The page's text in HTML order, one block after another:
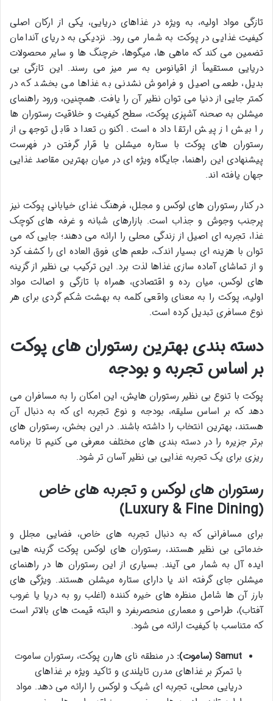
تازگی مواد اولیه، به ویژه در غذاهای دریایی، یکی از ارکان اصلی
کیفیت غذایی در پوکت به شمار می رود. نزدیکی به دریای آندامان
تضمین می کند که ماهی ها، میگوها، خرچنگ ها و سایر محصولات
دریایی مستقیماً از اقیانوس به سر میز می رسند. این تازگی بی
بدیل، طعمی اصیل و فراموش نشدنی به غذاها می بخشد که در
کمتر جایی از دنیا می توان نظیر آن را یافت. همچنین، ورود راهنمای
میشلن به صحنه آشپزی پوکت، سطح کیفیت و خلاقیت رستوران ها
را بیش از پیش ارتقا داده است. اکنون تعداد قابل توجهی از
رستوران های پوکت با ستاره میشلن یا قرار گرفتن در فهرست
پیشنهادی این راهنما، جایگاه ویژه ای در میان بهترین مقاصد غذایی
جهان یافته اند.
در کنار رستوران های لوکس و مجلل، فرهنگ غذای خیابانی پوکت نیز
پرجنب وجوش و جذاب است. بازارهای شبانه و غرفه های کوچک
غذا، تجربه ای اصیل از زندگی محلی را ارائه می دهند؛ جایی که می
توان با هزینه ای بسیار اندک، طعم های فوق العاده ای را کشف کرد
و از تماشای آماده سازی غذاها لذت برد. این ترکیب بی نظیر از گزینه
های لوکس، میان رده و اقتصادی، همراه با تازگی و اصالت مواد
اولیه، پوکت را به معنای واقعی کلمه به بهشت شکم گردی برای هر
نوع مسافری تبدیل کرده است.
دسته بندی بهترین رستوران های پوکت
بر اساس تجربه و بودجه
پوکت با تنوع بی نظیر رستوران هایش، این امکان را به مسافران می
دهد که بر اساس سلیقه، بودجه و نوع تجربه ای که به دنبال آن
هستند، بهترین انتخاب را داشته باشند. در این بخش، رستوران های
برتر جزیره را در دسته بندی های مختلف معرفی می کنیم تا برنامه
ریزی برای یک تجربه غذایی بی نظیر آسان تر شود.
رستوران های لوکس و تجربه های خاص
(Luxury & Fine Dining)
برای مسافرانی که به دنبال تجربه های خاص، فضایی مجلل و
خدماتی بی نظیر هستند، رستوران های لوکس پوکت گزینه هایی
ایده آل به شمار می آیند. بسیاری از این رستوران ها در راهنمای
میشلن جای گرفته اند یا دارای ستاره میشلن هستند. ویژگی های
بارز آن ها شامل منظره های خیره کننده (اغلب رو به دریا یا غروب
آفتاب)، طراحی و معماری منحصربفرد و البته قیمت های بالاتر است
که متناسب با کیفیت ارائه می شود.
Samut (ساموت):
در منطقه نای هارن پوکت، رستوران ساموت
با تمرکز بر غذاهای مدرن تایلندی و تاکید ویژه بر غذاهای
دریایی محلی، تجربه ای شیک و لوکس را ارائه می دهد. مواد